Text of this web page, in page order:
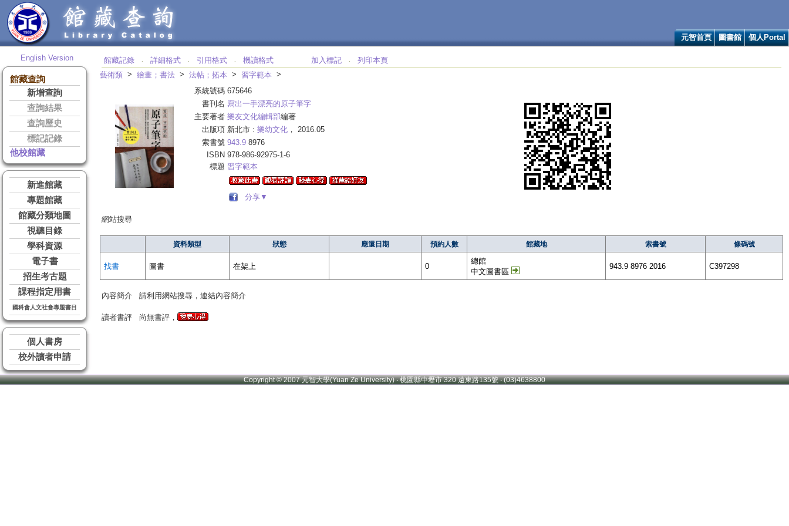
元智首頁 圖書館 個人Portal
English Version
館藏查詢
新增查詢
查詢結果
查詢歷史
標記記錄
他校館藏
新進館藏
專題館藏
館藏分類地圖
視聽目錄
學科資源
電子書
招生考古題
課程指定用書
國科會人文社會專題書目
個人書房
校外讀者申請
館藏記錄 ‧ 詳細格式 ‧ 引用格式 ‧ 機讀格式 加入標記 ‧
列印本頁
藝術類 > 繪畫；書法 > 法帖；拓本 > 習字範本 >
系統號碼 675646
書刊名 寫出一手漂亮的原子筆字
主要著者 樂友文化編輯部編著
出版項 新北市 : 樂幼文化 ， 2016.05
索書號 943.9 8976
ISBN 978-986-92975-1-6
標題 習字範本
分享▼
網站搜尋
資料類型 狀態 應還日期 預約人數 館藏地 索書號 條碼號
找書 圖書 在架上 0
總館
中文圖書區
943.9 8976 2016 C397298
內容簡介 請利用網站搜尋，連結內容簡介
讀者書評 尚無書評，
Copyright © 2007 元智大學(Yuan Ze University) ‧ 桃園縣中壢市 320 遠東路135號 ‧ (03)4638800